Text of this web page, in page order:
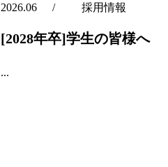
2026.06 採用情報
[2028年卒]学生の皆様へ
...